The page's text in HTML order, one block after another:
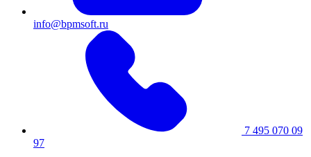
info@bpmsoft.ru
7 495 070 09
97